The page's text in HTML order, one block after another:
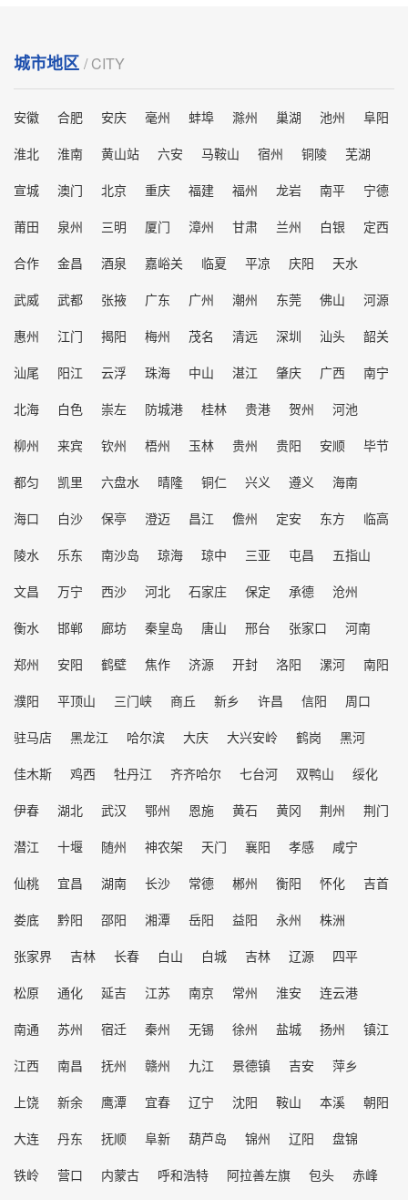
城市地区 / CITY
安徽 合肥 安庆 毫州 蚌埠 滁州 巢湖 池州
阜阳
淮北
淮南 黄山站 六安 马鞍山 宿州 铜陵
芜湖
宣城
澳门 北京 重庆 福建 福州 龙岩 南平
宁德
莆田
泉州 三明 厦门 漳州 甘肃 兰州 白银
定西
合作
金昌 酒泉 嘉峪关 临夏 平凉 庆阳
天水
武威
武都 张掖 广东 广州 潮州 东莞 佛山
河源
惠州
江门 揭阳 梅州 茂名 清远 深圳 汕头
韶关
汕尾
阳江 云浮 珠海 中山 湛江 肇庆 广西
南宁
北海
白色 崇左 防城港 桂林 贵港 贺州
河池
柳州
来宾 钦州 梧州 玉林 贵州 贵阳 安顺
毕节
都匀
凯里 六盘水 晴隆 铜仁 兴义 遵义
海南
海口
白沙 保亭 澄迈 昌江 儋州 定安 东方
临高
陵水
乐东 南沙岛 琼海 琼中 三亚 屯昌
五指山
文昌
万宁 西沙 河北 石家庄 保定 承德
沧州
衡水
邯郸 廊坊 秦皇岛 唐山 邢台 张家口
河南
郑州
安阳 鹤壁 焦作 济源 开封 洛阳 漯河
南阳
濮阳
平顶山 三门峡 商丘 新乡 许昌 信阳
周口
驻马店
黑龙江 哈尔滨 大庆 大兴安岭 鹤岗
黑河
佳木斯
鸡西 牡丹江 齐齐哈尔 七台河 双鸭山
绥化
伊春
湖北 武汉 鄂州 恩施 黄石 黄冈 荆州
荆门
潜江
十堰 随州 神农架 天门 襄阳 孝感
咸宁
仙桃
宜昌 湖南 长沙 常德 郴州 衡阳 怀化
吉首
娄底
黔阳 邵阳 湘潭 岳阳 益阳 永州
株洲
张家界
吉林 长春 白山 白城 吉林 辽源
四平
松原
通化 延吉 江苏 南京 常州 淮安
连云港
南通
苏州 宿迁 秦州 无锡 徐州 盐城 扬州
镇江
江西
南昌 抚州 赣州 九江 景德镇 吉安
萍乡
上饶
新余 鹰潭 宜春 辽宁 沈阳 鞍山 本溪
朝阳
大连
丹东 抚顺 阜新 葫芦岛 锦州 辽阳
盘锦
铁岭
营口 内蒙古 呼和浩特 阿拉善左旗 包头
赤峰